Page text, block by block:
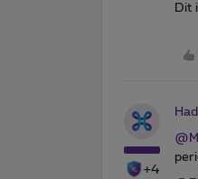
Dit
+4